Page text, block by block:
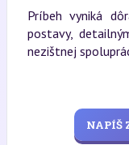
Príbeh vyniká
postavy,
nezištnej
NAPÍŠ